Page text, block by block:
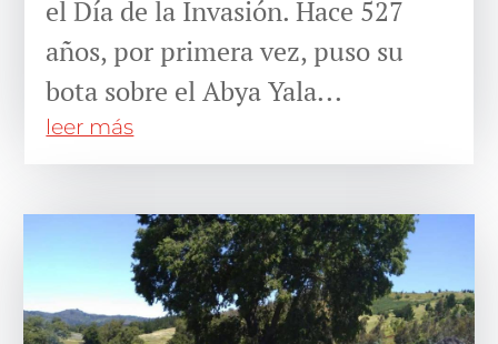
el Día de la Invasión. Hace 527
años, por primera vez, puso su
bota sobre el Abya Yala...
leer más